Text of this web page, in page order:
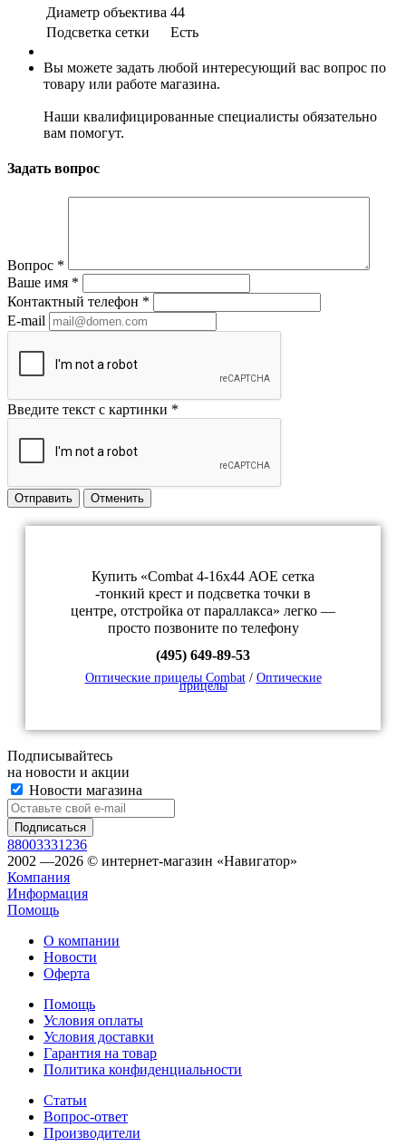
Диаметр объектива 44
Подсветка сетки
Есть
Вы можете задать любой интересующий вас вопрос по
товару или работе магазина.
Наши квалифицированные специалисты обязательно
вам помогут.
Задать вопрос
Вопрос *
Ваше имя *
Контактный телефон *
E-mail
Введите текст с картинки *
Отправить Отменить
Купить «Combat 4-16x44 АОE сетка
-тонкий крест и подсветка точки в
центре, отстройка от параллакса» легко —
просто позвоните по телефону
(495) 649-89-53
Оптические прицелы Combat/ Оптические
прицелы
Подписывайтесь
на новости и акции
Новости магазина
88003331236
2002 —2026 © интернет-магазин «Навигатор»
Компания
Информация
Помощь
О компании
Новости
Оферта
Помощь
Условия оплаты
Условия доставки
Гарантия на товар
Политика конфиденциальности
Статьи
Вопрос-ответ
Производители